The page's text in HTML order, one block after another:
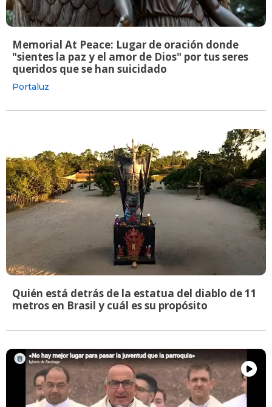
Memorial At Peace: Lugar de oración donde
"sientes la paz y el amor de Dios" por tus seres
queridos que se han suicidado
Portaluz
Quién está detrás de la estatua del diablo de 11
metros en Brasil y cuál es su propósito